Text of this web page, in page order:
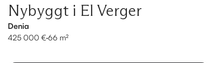
Nybyggt i El Verger
Denia
425 000 €·66 m²